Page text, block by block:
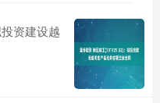
资建设越